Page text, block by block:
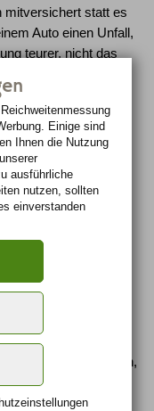
mitversichert statt es
Auto einen Unfall,
teurer, nicht das
kann er später
dem Vertrag der
und
von Verwandten und
also die Oma
das Enkelkind
Finanztip-
nur so viele
Erhalt des
Auch erreichte
und Motorrädern
außerdem sparen,
ein Polo als
Einige sind
Ihnen die Nutzung
ausführliche
nutzen, sollten
einverstanden